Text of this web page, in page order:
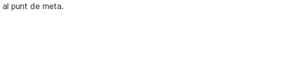
punt de meta.